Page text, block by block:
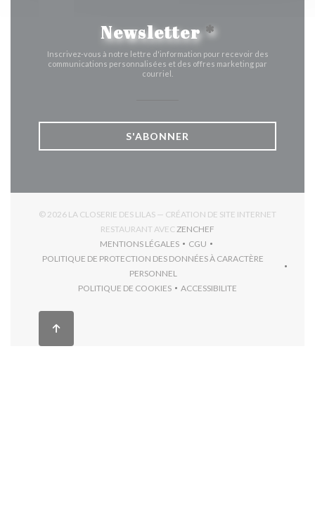
Newsletter*
Inscrivez-vous à notre lettre d'information pour recevoir des
communications personnalisées et des offres marketing par
courriel.
S'ABONNER
© 2026 LA CLOSERIE DES LILAS — CRÉATION DE SITE INTERNET
RESTAURANT AVEC ZENCHEF
MENTIONS LÉGALES
((OUVRE UNE NOUVELLE FENÊTRE))
CGU
((OUVRE UNE NOUVELLE
POLITIQUE DE PROTECTION DES DONNÉES À CARACTÈRE
PERSONNEL((OUVRE UNE NOUVELLE FENÊTRE))
POLITIQUE DE COOKIES
((OUVRE UNE NOUVELLE FENÊTRE))
ACCESSIBILITE
((OUVRE UNE NOUVELLE